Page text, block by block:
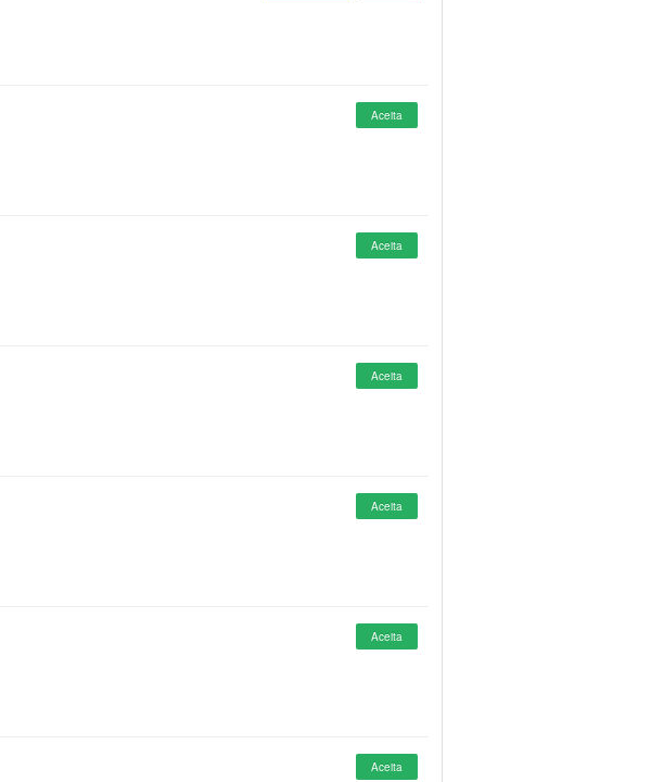
Aceita
Aceita
Aceita
Aceita
Aceita
Aceita